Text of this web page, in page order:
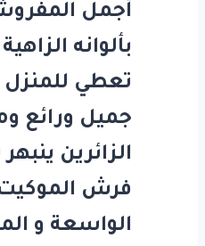
أجمل
بألوانه
تعطي للمنزل
جميل ورائع
الزائرين
فرش الموكيت
الواسعة و